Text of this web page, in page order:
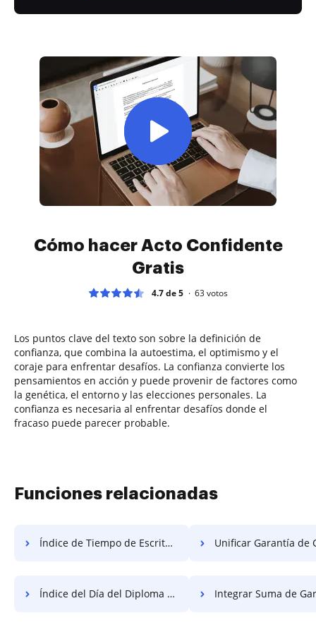
Cómo hacer Acto Confidente
Gratis
4.7 de 5 63votos
Los puntos clave del texto son sobre la definición de
confianza, que combina la autoestima, el optimismo y el
coraje para enfrentar desafíos. La confianza convierte los
pensamientos en acción y puede provenir de factores como
la genética, el entorno y las elecciones personales. La
confianza es necesaria al enfrentar desafíos donde el
fracaso puede parecer probable.
Funciones relacionadas
Índice de Tiempo de Escritura Gratis Unificar Garantía de
Índice del Día del Diploma Gratis Integrar Suma de